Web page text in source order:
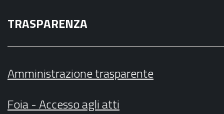
TRASPARENZA
Amministrazione trasparente
Foia - Accesso agli atti